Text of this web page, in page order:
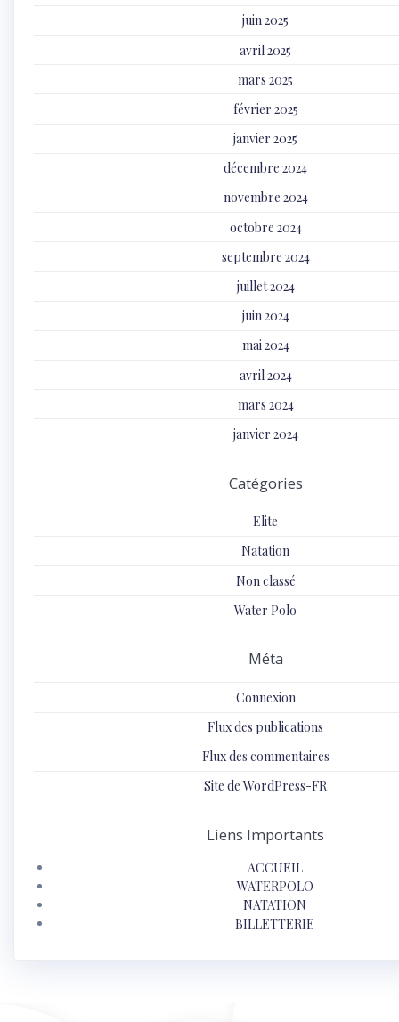
juin 2025
avril 2025
mars 2025
février 2025
janvier 2025
décembre 2024
novembre 2024
octobre 2024
septembre 2024
juillet 2024
juin 2024
mai 2024
avril 2024
mars 2024
janvier 2024
Catégories
Elite
Natation
Non classé
Water Polo
Méta
Connexion
Flux des publications
Flux des commentaires
Site de WordPress-FR
Liens Importants
ACCUEIL
WATERPOLO
NATATION
BILLETTERIE